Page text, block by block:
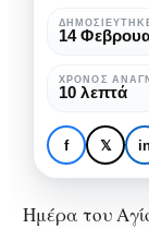
ΒΙΒΛΊΟ
10
την
την
ημέρα
του
Αγίου
14
ΧΡΌΝΟΣ
10 λεπτά
f 𝕏
Ημέρα του